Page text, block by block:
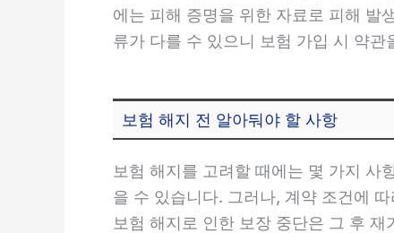
에는 피해 증명을 위한 자료로 피해 발
류가 다를 수 있으니 보험 가입 시 약
보험 해지 전 알아둬야 할 사항
보험 해지를 고려할 때에는 몇 가지 사
을 수 있습니다. 그러나, 계약 조건에
보험 해지로 인한 보장 중단은 그 후